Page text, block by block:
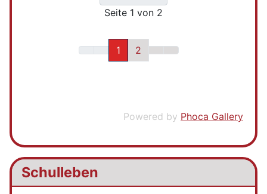
Schulleben
Seite 1 von 2
1 2
Powered by Phoca Gallery